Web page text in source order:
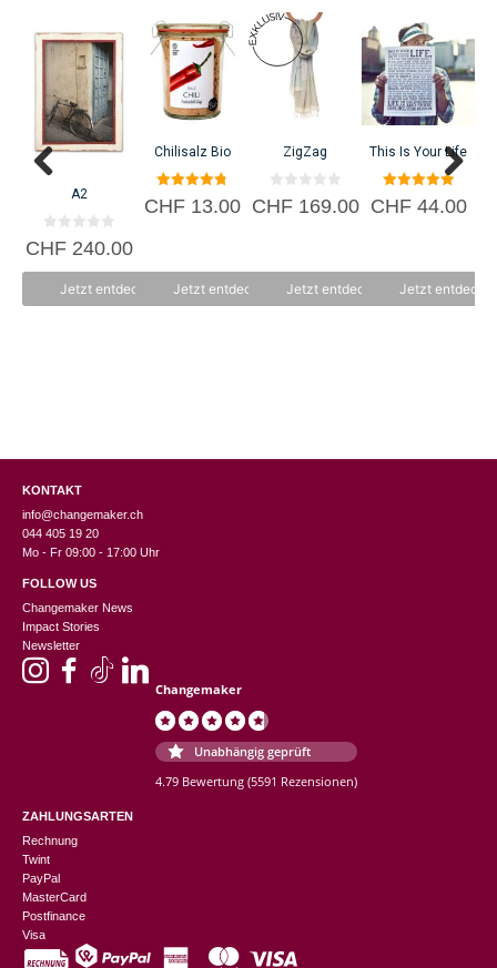
A2
0
v
CHF240.00
Jetzt entdecken
Chilisalz Bio
4.80
von 5
CHF13.00
Jetzt entdecken
ZigZag
0
v
CHF169.00
Jetzt entdecken
This Is Your Life
5.00
von 5
CHF44.00
Jetzt
KONTAKT
info@changemaker.ch
044 405 19 20
Mo - Fr 09:00 - 17:00 Uhr
FOLLOW US
Changemaker News
Impact Stories
Newsletter
Changemaker
Unabhängig geprüft
4.79 Bewertung (5591 Rezensionen)
ZAHLUNGSARTEN
Rechnung
Twint
PayPal
MasterCard
Postfinance
Visa